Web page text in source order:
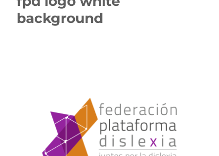
background